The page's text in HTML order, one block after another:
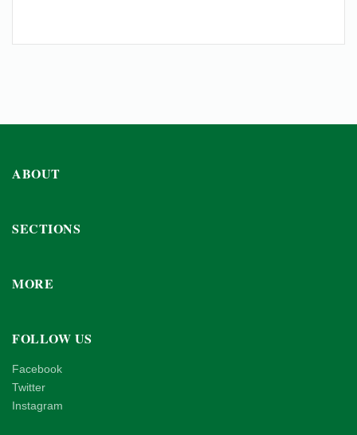
ABOUT
SECTIONS
MORE
FOLLOW US
Facebook
Twitter
Instagram